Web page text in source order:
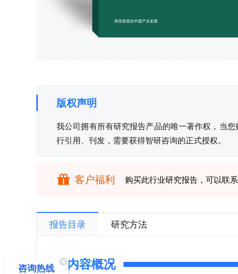
版权声明
我公司拥有所有研究报告产品的唯一著作权，当
行引用、刊发，需要获得智研咨询的正式授权。
客户福利 购买此行业研究报告，可以联
报告目录 研究方法
内容概况
咨询热线